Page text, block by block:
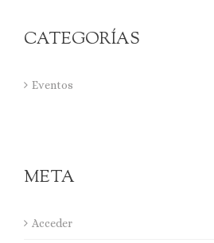
CATEGORÍAS
Eventos
META
Acceder